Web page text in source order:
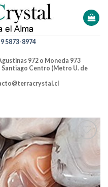
5873-8974
o Moneda 973
Centro (Metro U. de
Añadir
a la
lista de
deseos